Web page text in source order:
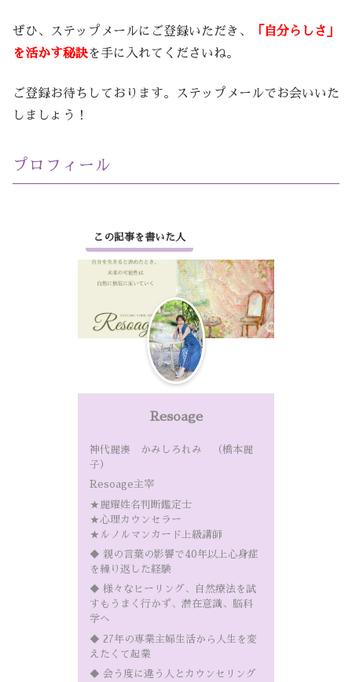
ぜひ、ステップメールにご登録いただき、
「自分らしさ」
を活かす秘訣を手に入れてくださいね。
ご登録お待ちしております。ステップメールでお会いいた
しましょう！
プロフィール
この記事を書いた人
Resoage
神代麗湊 かみしろれみ （橋本麗
子）
Resoage主宰
★麗耀姓名判断鑑定士
★心理カウンセラー
★ルノルマンカード上級講師
◆ 親の言葉の影響で40年以上心身症
を繰り返した経験
◆ 様々なヒーリング、自然療法を試
すもうまく行かず、潜在意識、脳科
学へ
◆ 27年の専業主婦生活から人生を変
えたくて起業
◆ 会う度に違う人とカウンセリング